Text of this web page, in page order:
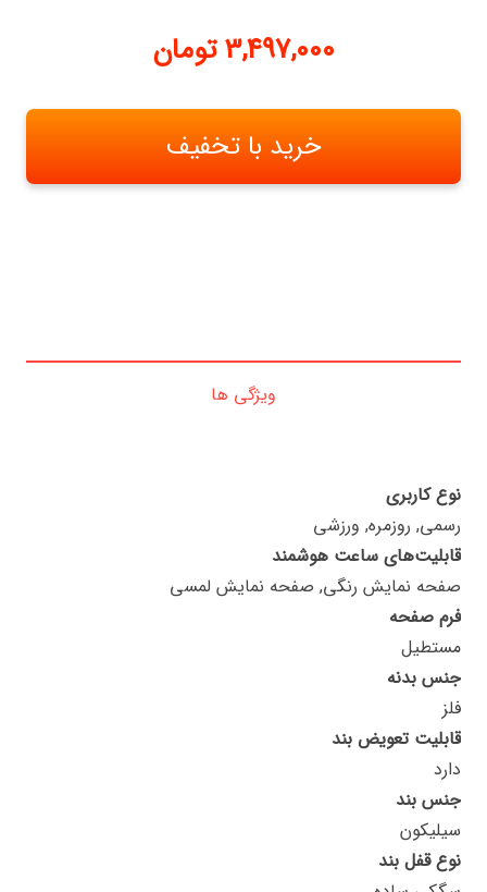
3,497,000 تومان
خرید با تخفیف
ویژگی ها
نوع کاربری
رسمی, روزمره, ورزشی
قابلیت‌های ساعت هوشمند
صفحه نمایش رنگی, صفحه نمایش لمسی
فرم صفحه
مستطیل
جنس بدنه
فلز
قابلیت تعویض بند
دارد
جنس بند
سیلیکون
نوع قفل بند